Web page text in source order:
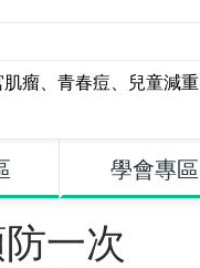
肌瘤、 青春痘、 兒童減重
學會專區
一次